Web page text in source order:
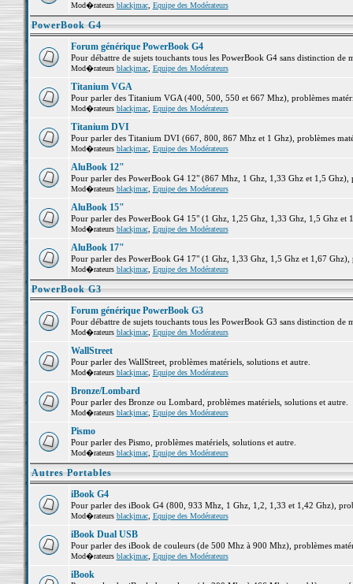
Mod�rateurs blackjmac, Equipe des Modérateurs
PowerBook G4
Forum générique PowerBook G4
Pour débattre de sujets touchants tous les PowerBook G4 sans distinction de
Mod�rateurs blackjmac, Equipe des Modérateurs
Titanium VGA
Pour parler des Titanium VGA (400, 500, 550 et 667 Mhz), problèmes
Mod�rateurs blackjmac, Equipe des Modérateurs
Titanium DVI
Pour parler des Titanium DVI (667, 800, 867 Mhz et 1 Ghz), problèmes
Mod�rateurs blackjmac, Equipe des Modérateurs
AluBook 12"
Pour parler des PowerBook G4 12" (867 Mhz, 1 Ghz, 1,33 Ghz et 1,5 Ghz),
Mod�rateurs blackjmac, Equipe des Modérateurs
AluBook 15"
Pour parler des PowerBook G4 15" (1 Ghz, 1,25 Ghz, 1,33 Ghz, 1,5 Ghz et
Mod�rateurs blackjmac, Equipe des Modérateurs
AluBook 17"
Pour parler des PowerBook G4 17" (1 Ghz, 1,33 Ghz, 1,5 Ghz et 1,67 Ghz),
Mod�rateurs blackjmac, Equipe des Modérateurs
PowerBook G3
Forum générique PowerBook G3
Pour débattre de sujets touchants tous les PowerBook G3 sans distinction de
Mod�rateurs blackjmac, Equipe des Modérateurs
WallStreet
Pour parler des WallStreet, problèmes matériels, solutions et autre.
Mod�rateurs blackjmac, Equipe des Modérateurs
Bronze/Lombard
Pour parler des Bronze ou Lombard, problèmes matériels, solutions et autre.
Mod�rateurs blackjmac, Equipe des Modérateurs
Pismo
Pour parler des Pismo, problèmes matériels, solutions et autre.
Mod�rateurs blackjmac, Equipe des Modérateurs
Autres Portables
iBook G4
Pour parler des iBook G4 (800, 933 Mhz, 1 Ghz, 1,2, 1,33 et 1,42 Ghz),
Mod�rateurs blackjmac, Equipe des Modérateurs
iBook Dual USB
Pour parler des iBook de couleurs (de 500 Mhz à 900 Mhz), problèmes
Mod�rateurs blackjmac, Equipe des Modérateurs
iBook